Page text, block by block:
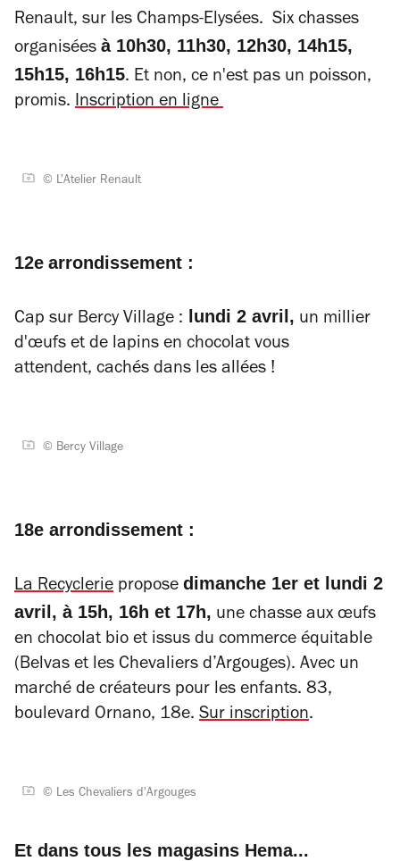
Renault, sur les Champs-Elysées. Six chasses
organisées à 10h30, 11h30, 12h30, 14h15,
15h15, 16h15. Et non, ce n'est pas un poisson,
promis. Inscription en ligne
© L'Atelier Renault
12e arrondissement :
Cap sur Bercy Village : lundi 2 avril, un millier
d'œufs et de lapins en chocolat vous
attendent, cachés dans les allées !
© Bercy Village
18e arrondissement :
La Recyclerie propose dimanche 1er et lundi 2
avril, à 15h, 16h et 17h, une chasse aux œufs
en chocolat bio et issus du commerce équitable
(Belvas et les Chevaliers d’Argouges). Avec un
marché de créateurs pour les enfants. 83,
boulevard Ornano, 18e. Sur inscription.
© Les Chevaliers d'Argouges
Et dans tous les magasins Hema...